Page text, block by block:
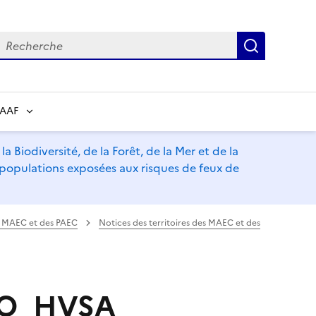
Biodiversité, de la Forêt, de la Mer et de la
exposées aux risques de feux de
et des PAEC Notices des territoires des MAEC et des